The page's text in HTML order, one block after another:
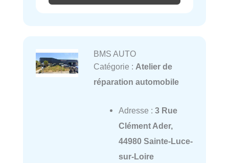
BMS AUTO
Catégorie : Atelier de
réparation automobile
Adresse : 3 Rue
Clément Ader,
44980 Sainte-Luce-
sur-Loire